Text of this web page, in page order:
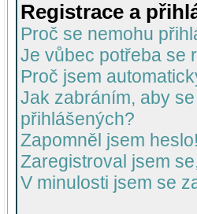
Registrace a
Proč se nemohu
Je vůbec potřeba se
Proč jsem
Jak zabráním, aby
přihlášených?
Zapomněl jsem heslo!
Zaregistroval jsem
V minulosti jsem se